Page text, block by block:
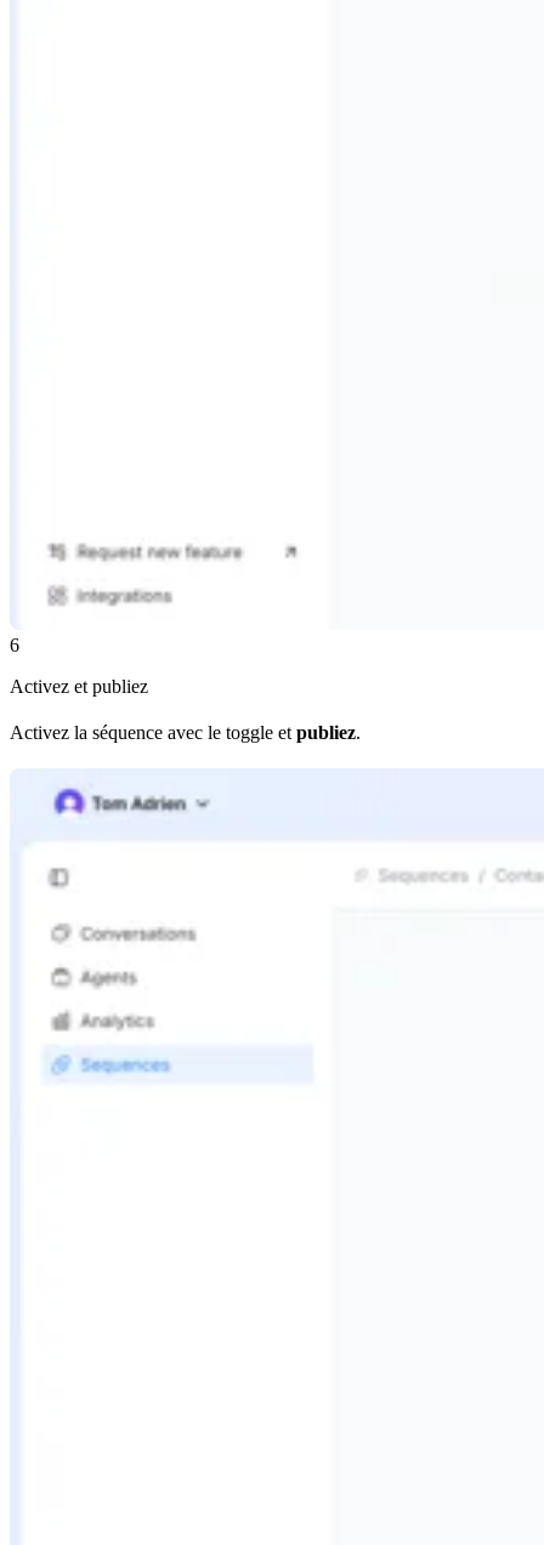
6
Activez et publiez
Activez la séquence avec le toggle etpubliez.